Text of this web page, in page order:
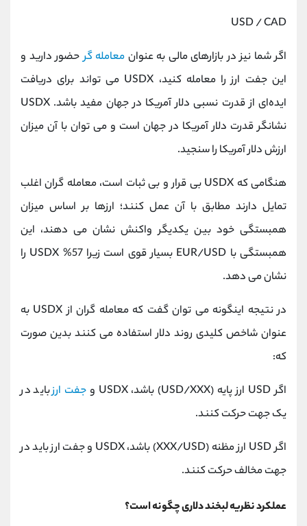
USD / CAD
اگر شما نیز در بازارهای مالی به عنوان معامله گرحضور دارید و
این جفت ارز را معامله کنید، USDX می‌ تواند برای دریافت
ایده‌ای از قدرت نسبی دلار آمریکا در جهان مفید باشد. USDX
نشانگر قدرت دلار آمریکا در جهان است و می توان با آن میزان
ارزش دلار آمریکا را سنجید.
هنگامی که USDX بی قرار و بی ثبات است، معامله گران اغلب
تمایل دارند مطابق با آن عمل کنند؛ ارزها بر اساس میزان
همبستگی خود بین یکدیگر واکنش نشان می ‌دهند، این
همبستگی با EUR/USD بسیار قوی است زیرا 57% USDX را
نشان می ‌دهد.
در نتیجه اینگونه می توان گفت که معامله گران از USDX به
عنوان شاخص کلیدی روند دلار استفاده می ‌کنند بدین صورت
که:
اگر USD ارز پایه (USD/XXX) باشد، USDX و
جفت ارزباید در
یک جهت حرکت کنند.
اگر USD ارز مظنه (XXX/USD) باشد، USDX و جفت ارز باید در
جهت مخالف حرکت کنند.
عملکرد نظریه لبخند دلاری چگونه است؟